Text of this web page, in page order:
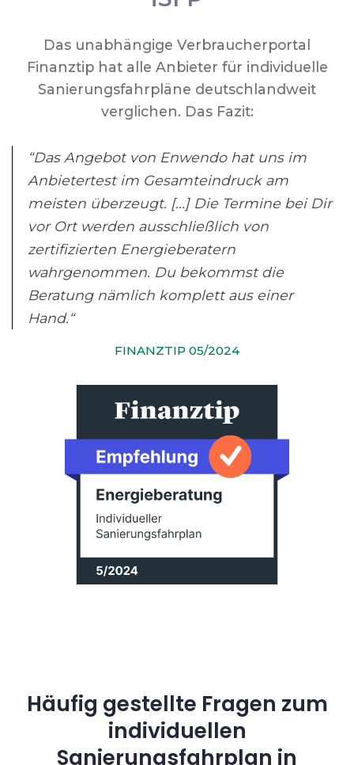
Das unabhängige Verbraucherportal
Finanztip hat alle Anbieter für individuelle
Sanierungsfahrpläne deutschlandweit
verglichen. Das Fazit:
“Das Angebot von Enwendo hat uns im
Anbietertest im Gesamteindruck am
meisten überzeugt. [...] Die Termine bei Dir
vor Ort werden ausschließlich von
zertifizierten Energieberatern
wahrgenommen. Du bekommst die
Beratung nämlich komplett aus einer
Hand.“
FINANZTIP 05/2024
Häufig gestellte Fragen zum
individuellen
Sanierungsfahrplan in